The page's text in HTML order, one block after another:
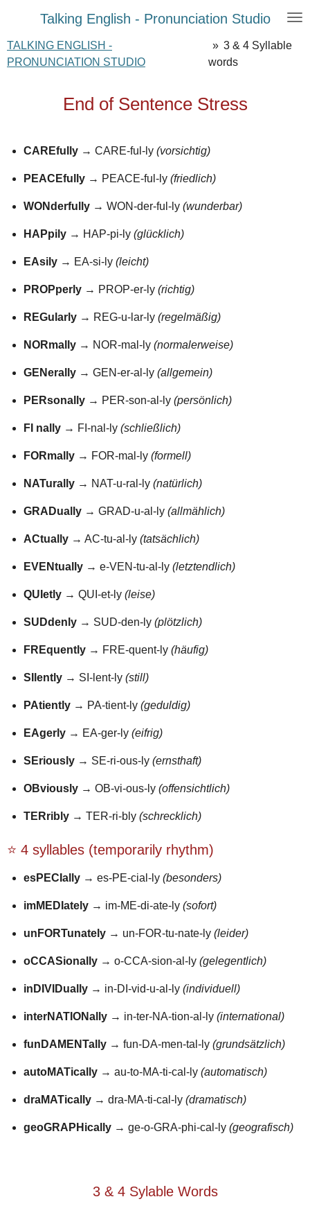
springen
Talking English - Pronunciation Studio
TALKING ENGLISH -
PRONUNCIATION STUDIO
» 3 & 4 Syllable
words
End of Sentence Stress
CAREfully → CARE-ful-ly (vorsichtig)
PEACEfully → PEACE-ful-ly (friedlich)
WONderfully → WON-der-ful-ly (wunderbar)
HAPpily → HAP-pi-ly (glücklich)
EAsily → EA-si-ly (leicht)
PROPperly → PROP-er-ly (richtig)
REGularly → REG-u-lar-ly (regelmäßig)
NORmally → NOR-mal-ly (normalerweise)
GENerally → GEN-er-al-ly (allgemein)
PERsonally → PER-son-al-ly (persönlich)
FI nally → FI-nal-ly (schließlich)
FORmally → FOR-mal-ly (formell)
NATurally → NAT-u-ral-ly (natürlich)
GRADually → GRAD-u-al-ly (allmählich)
ACtually → AC-tu-al-ly (tatsächlich)
EVENtually → e-VEN-tu-al-ly (letztendlich)
QUIetly → QUI-et-ly (leise)
SUDdenly → SUD-den-ly (plötzlich)
FREquently → FRE-quent-ly (häufig)
SIlently → SI-lent-ly (still)
PAtiently → PA-tient-ly (geduldig)
EAgerly → EA-ger-ly (eifrig)
SEriously → SE-ri-ous-ly (ernsthaft)
OBviously → OB-vi-ous-ly (offensichtlich)
TERribly → TER-ri-bly (schrecklich)
⭐ 4 syllables (temporarily rhythm)
esPECIally → es-PE-cial-ly (besonders)
imMEDIately → im-ME-di-ate-ly (sofort)
unFORTunately → un-FOR-tu-nate-ly (leider)
oCCASionally → o-CCA-sion-al-ly (gelegentlich)
inDIVIDually → in-DI-vid-u-al-ly (individuell)
interNATIONally → in-ter-NA-tion-al-ly (international)
funDAMENTally → fun-DA-men-tal-ly (grundsätzlich)
autoMATically → au-to-MA-ti-cal-ly (automatisch)
draMATically → dra-MA-ti-cal-ly (dramatisch)
geoGRAPHically → ge-o-GRA-phi-cal-ly (geografisch)
3 & 4 Sylable Words